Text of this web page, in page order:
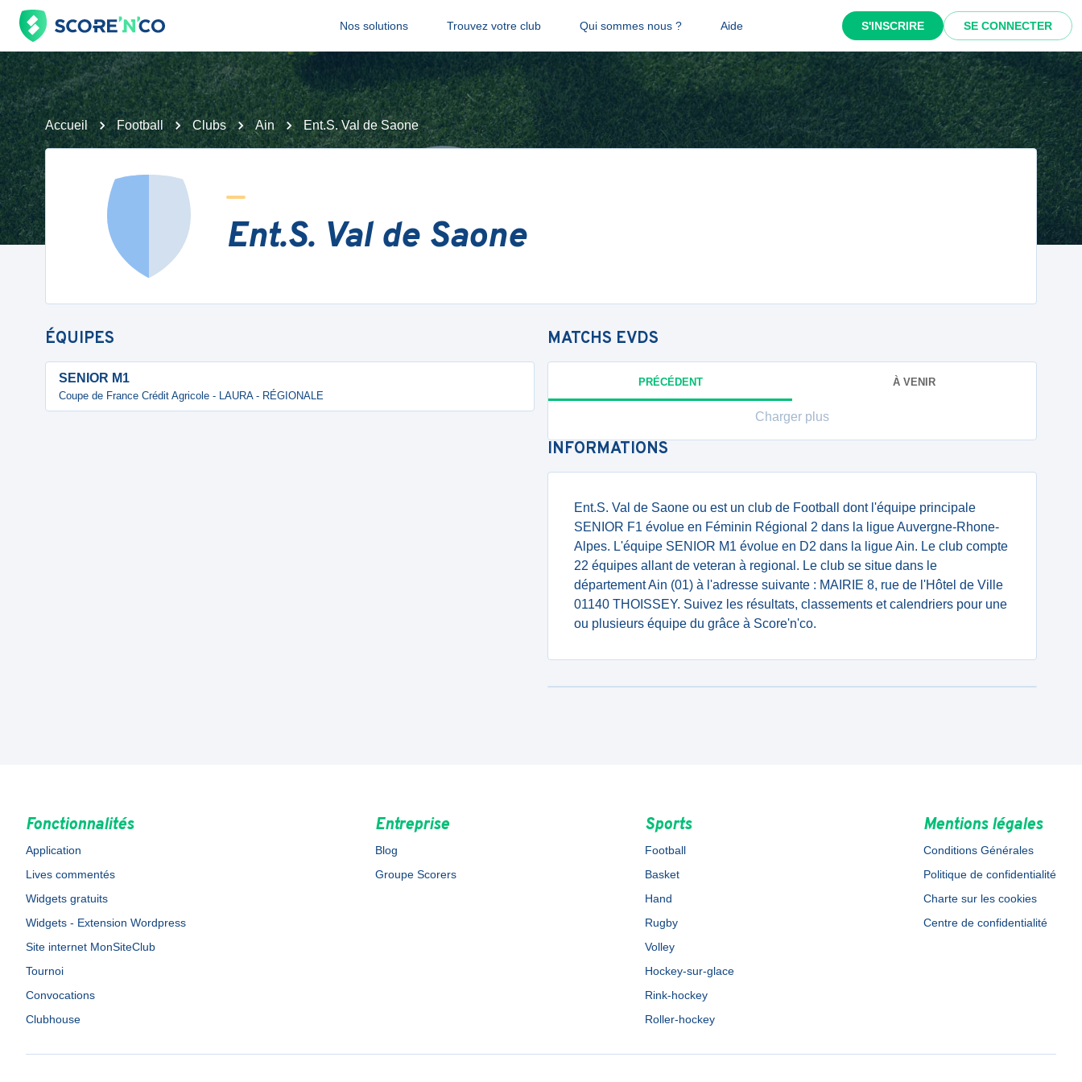
Nos solutions Trouvez votre club Qui sommes nous ? Aide S'INSCRIRE SE CONNECTER
Accueil Football Clubs Ain Ent.S. Val de Saone
Ent.S. Val de Saone
ÉQUIPES
SENIOR M1
Coupe de France Crédit Agricole - LAURA - RÉGIONALE
MATCHS EVDS
PRÉCÉDENT À VENIR
Charger plus
INFORMATIONS
Ent.S. Val de Saone ou est un club de Football dont l'équipe principale
SENIOR F1 évolue en Féminin Régional 2 dans la ligue Auvergne-Rhone-
Alpes. L'équipe SENIOR M1 évolue en D2 dans la ligue Ain. Le club compte
22 équipes allant de veteran à regional. Le club se situe dans le
département Ain (01) à l'adresse suivante : MAIRIE 8, rue de l'Hôtel de Ville
01140 THOISSEY. Suivez les résultats, classements et calendriers pour une
ou plusieurs équipe du grâce à Score'n'co.
Fonctionnalités
Application
Lives commentés
Widgets gratuits
Widgets - Extension Wordpress
Site internet MonSiteClub
Tournoi
Convocations
Clubhouse
Entreprise
Blog
Groupe Scorers
Sports
Football
Basket
Hand
Rugby
Volley
Hockey-sur-glace
Rink-hockey
Roller-hockey
Mentions légales
Conditions Générales
Politique de confidentialité
Charte sur les cookies
Centre de confidentialité